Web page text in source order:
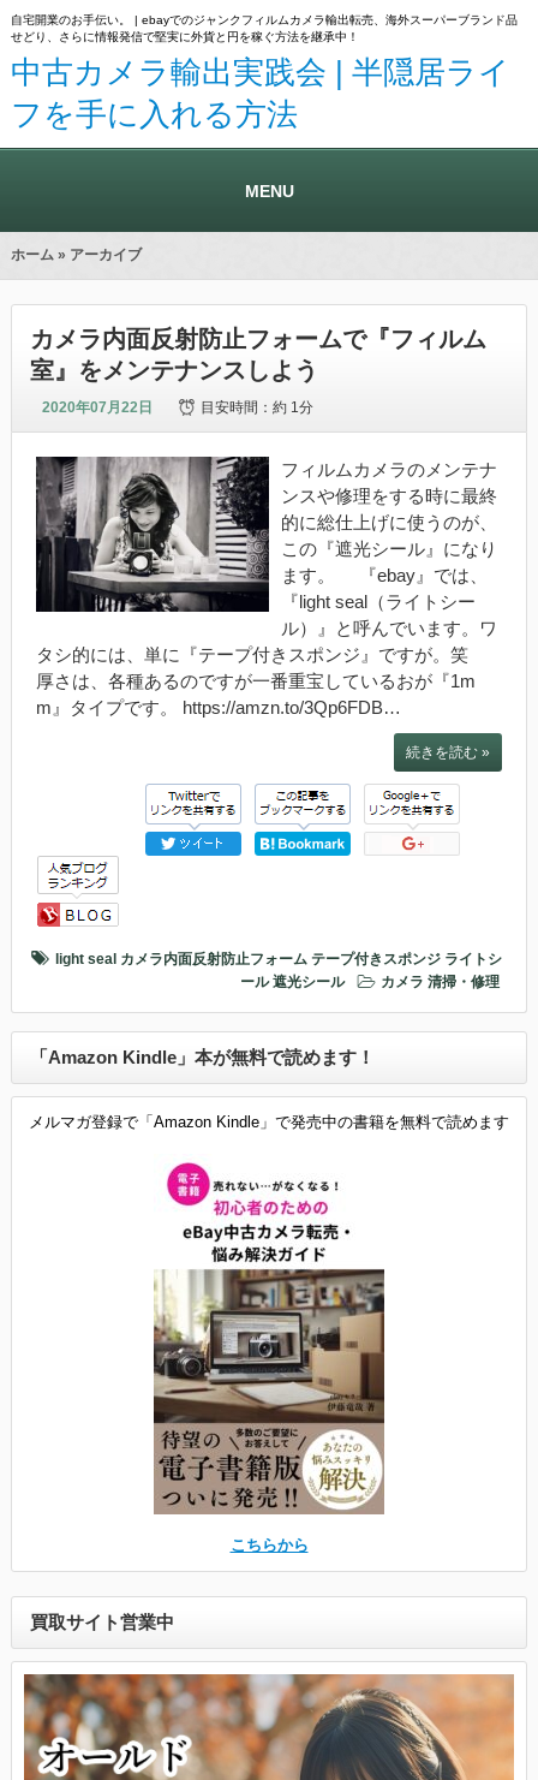
自宅開業のお手伝い。 | ebayでのジャンクフィルムカメラ輸出転売、海外スーパーブランド品
せどり、さらに情報発信で堅実に外貨と円を稼ぐ方法を継承中！
中古カメラ輸出実践会 | 半隠居ライ
フを手に入れる方法
MENU
ホーム» アーカイブ
カメラ内面反射防止フォームで『フィルム
室』をメンテナンスしよう
2020年07月22日 目安時間：約 1分
フィルムカメラのメンテナ
ンスや修理をする時に最終
的に総仕上げに使うのが、
この『遮光シール』になり
ます。 『ebay』では、
『light seal（ライトシー
ル）』と呼んでいます。ワ
タシ的には、単に『テープ付きスポンジ』ですが。笑
厚さは、各種あるのですが一番重宝しているおが『1m
m』タイプです。 https://amzn.to/3Qp6FDB…
続きを読む »
light seal カメラ内面反射防止フォーム テープ付きスポンジ ライトシ
ール 遮光シール カメラ 清掃・修理
「Amazon Kindle」本が無料で読めます！
メルマガ登録で「Amazon Kindle」で発売中の書籍を無料で読めます
こちらから
買取サイト営業中